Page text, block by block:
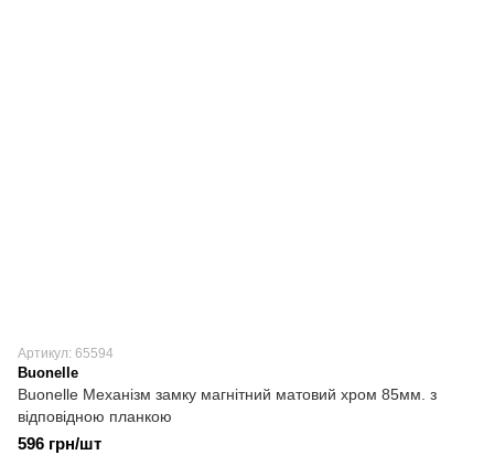
Артикул: 65594
Buonelle
Buonelle Механізм замку магнітний матовий хром 85мм. з
відповідною планкою
596 грн/шт